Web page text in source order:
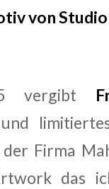
von
vergibt
der Firma
das